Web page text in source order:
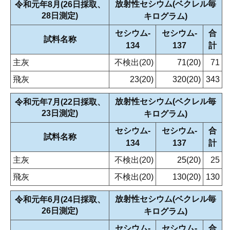
令和元年8月(26日採取、
28日測定)
放射性セシウム(ベクレル毎
キログラム)
試料名称
セシウム‐
134
セシウム‐
137
合
計
主灰
不検出(20) 71(20)
71
飛灰
23(20) 320(20) 343
令和元年7月(22日採取、
23日測定)
放射性セシウム(ベクレル毎
キログラム)
試料名称
セシウム‐
134
セシウム‐
137
合
計
主灰
不検出(20) 25(20)
25
飛灰
不検出(20) 130(20) 130
令和元年6月(24日採取、
26日測定)
放射性セシウム(ベクレル毎
キログラム)
セシウム‐ セシウム‐ 合